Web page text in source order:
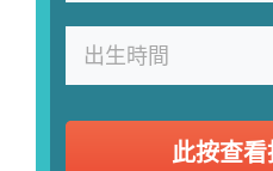
此按查